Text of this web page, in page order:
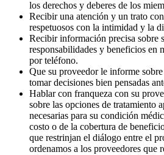
los derechos y deberes de los
Recibir una atención y un trato
respetuosos con la intimidad y la
Recibir información precisa sobre
responsabilidades y beneficios en
por teléfono.
Que su proveedor le informe
tomar decisiones bien pensadas
Hablar con franqueza con su
sobre las opciones de tratamiento
necesarias para su condición
costo o de la cobertura de
que restrinjan el diálogo entre el
ordenamos a los proveedores que